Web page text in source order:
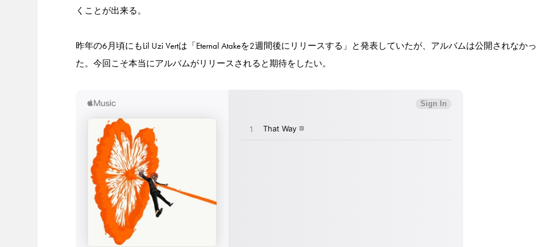
くことが出来る。
昨年の6月頃にもLil Uzi Vertは「Eternal Atakeを2週間後にリリースする」と発表していたが、アルバムは公開されなかっ
た。今回こそ本当にアルバムがリリースされると期待をしたい。